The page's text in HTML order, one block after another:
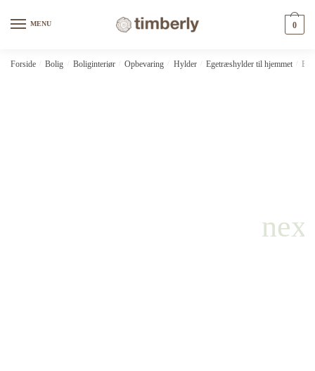
MENU 0
Forside Bolig Boliginteriør Opbevaring Hylder Egetræshylder til hjemmet